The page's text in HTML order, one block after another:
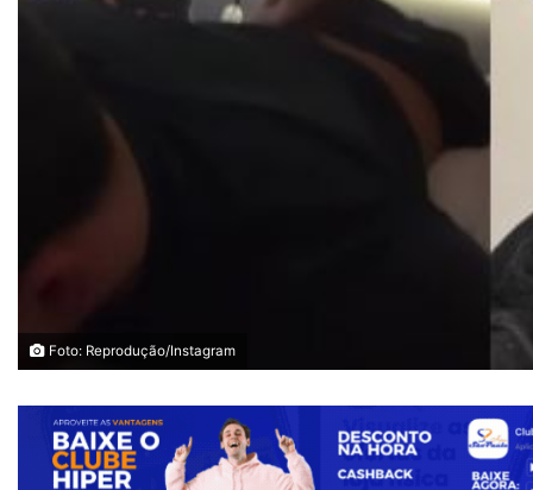
Foto: Reprodução/Instagram